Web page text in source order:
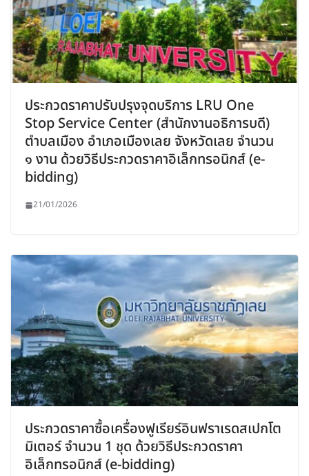
ประกวดราคาปรับปรุงจุดบริการ LRU One
Stop Service Center (สำนักงานอธิการบดี)
ตำบลเมือง อำเภอเมืองเลย จังหวัดเลย จำนวน
๑ งาน ด้วยวิธีประกวดราคาอิเล็กทรอนิกส์ (e-
bidding)
21/01/2026
ประกวดราคาซื้อเครื่องฟูเรียร์อินฟราเรดสเปกโต
มิเตอร์ จำนวน 1 ชุด ด้วยวิธีประกวดราคา
อิเล็กทรอนิกส์ (e-bidding)